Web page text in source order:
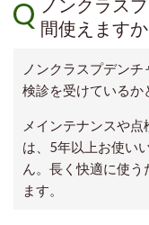
ノンクラス
間使えますか
ノンクラスプデン
検診を受けているか
メインテナンスや
は、5年以上お使い
ん。長く快適に使
ます。